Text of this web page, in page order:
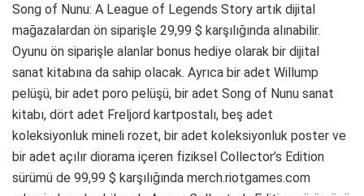
Song of Nunu: A League of Legends Story artık dijital
mağazalardan ön siparişle 29,99 $ karşılığında alınabilir.
Oyunu ön siparişle alanlar bonus hediye olarak bir dijital
sanat kitabına da sahip olacak. Ayrıca bir adet Willump
pelüşü, bir adet poro pelüşü, bir adet Song of Nunu sanat
kitabı, dört adet Freljord kartpostalı, beş adet
koleksiyonluk mineli rozet, bir adet koleksiyonluk poster ve
bir adet açılır diorama içeren fiziksel Collector’s Edition
sürümü de 99,99 $ karşılığında merch.riotgames.com